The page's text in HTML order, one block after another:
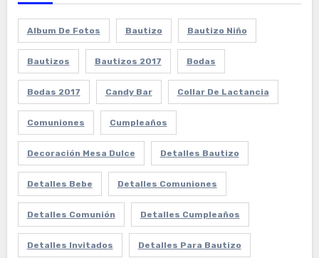
Album De Fotos Bautizo Bautizo Niño
Bautizos Bautizos 2017 Bodas
Bodas 2017 Candy Bar Collar De Lactancia
Comuniones Cumpleaños
Decoración Mesa Dulce Detalles Bautizo
Detalles Bebe Detalles Comuniones
Detalles Comunión Detalles Cumpleaños
Detalles Invitados Detalles Para Bautizo